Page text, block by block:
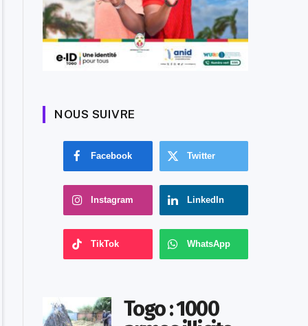
NOUS SUIVRE
Facebook Twitter
Instagram LinkedIn
TikTok WhatsApp
Togo : 1000